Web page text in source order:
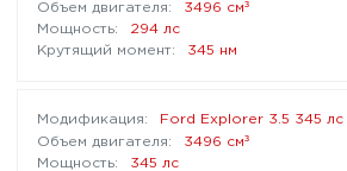
3496 см³
294 лс
345 нм
Ford Explorer 3.5 345 лс
3496 см³
345 лс